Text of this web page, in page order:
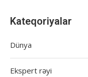
Kateqoriyalar
Dünya
Ekspert rəyi